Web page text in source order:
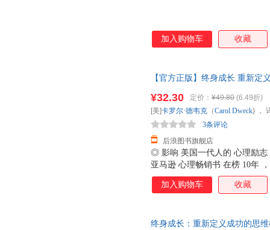
加入购物车 收藏
【官方正版】终身成长 重新定
◎ 影响 美国一代人的 心理励志
亚马逊 心理畅销书 在榜 10年
报》热赞， 比尔 盖茨撰文推
总结 数十年研究成果的 经典
子 你好 聪明 还是 你真用功 更
¥32.30 定价： ¥49.80 (6.49折)
后浪图书旗舰店
3条评论
[美]卡罗尔·德韦克 （Carol Dweck) ，
加入购物车 收藏
终身成长：重新定义成功的思